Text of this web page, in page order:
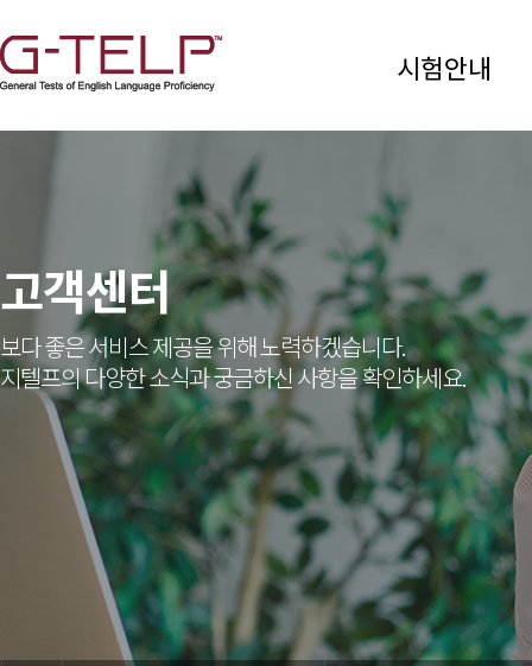
시험안내
고객센터
보다 좋은 서비스 제공을 위해 노력하겠습니다.
지텔프의 다양한 소식과 궁금하신 사항을 확인하세요.